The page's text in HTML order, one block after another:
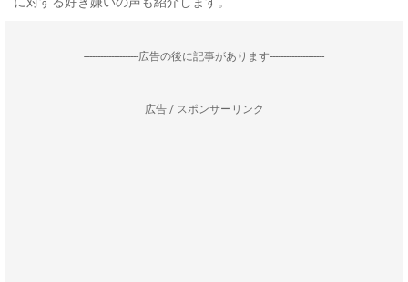
--------------------広告の後に記事があります--------------------
広告 / スポンサーリンク